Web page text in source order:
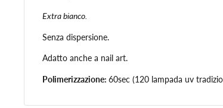
Extra bianco.
Senza dispersione.
Adatto anche a nail art.
Polimerizzazione: 60sec (120 lampada uv